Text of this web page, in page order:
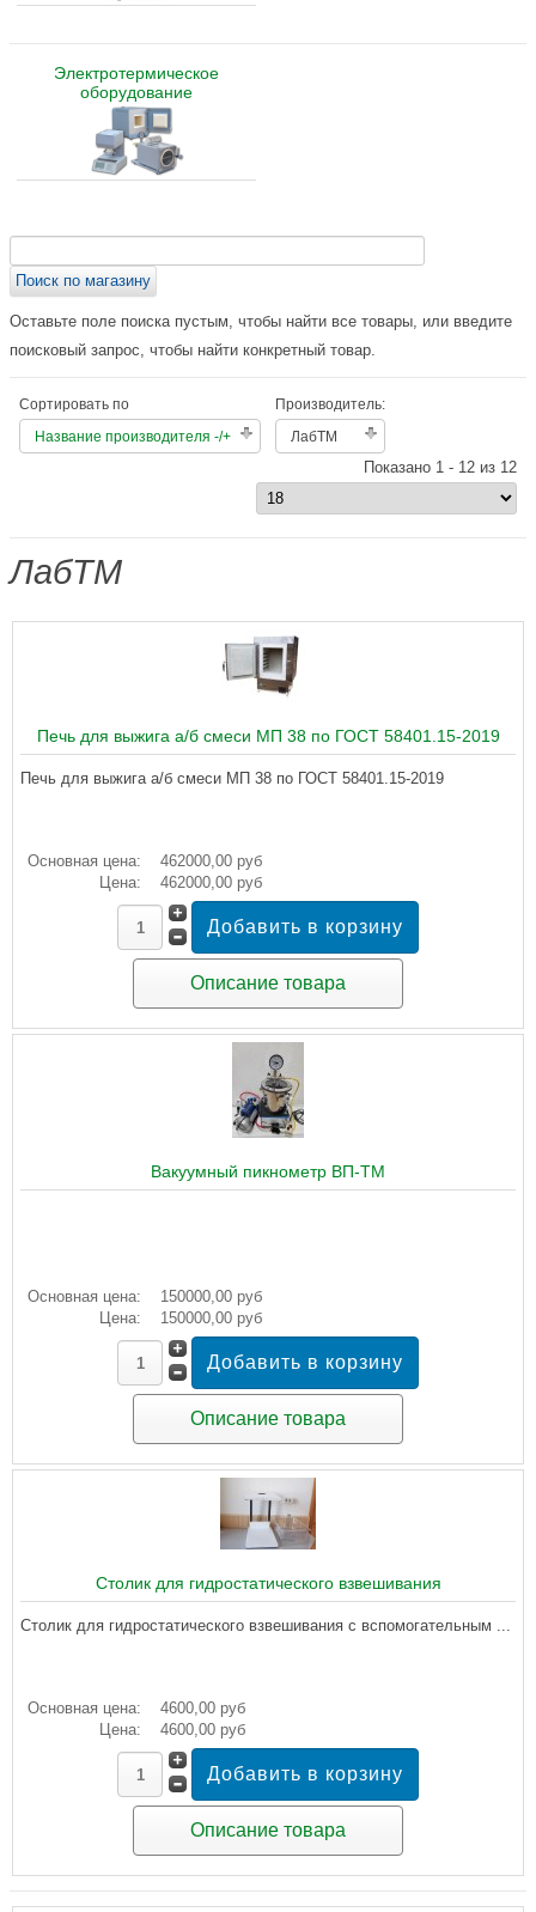
Электротермическое
оборудование
Оставьте поле поиска пустым, чтобы найти все товары, или введите
поисковый запрос, чтобы найти конкретный товар.
Сортировать по
Название производителя -/+
Производитель:
ЛабТМ
Показано 1 - 12 из 12
ЛабТМ
Печь для выжига а/б смеси МП 38 по ГОСТ 58401.15-2019
Печь для выжига а/б смеси МП 38 по ГОСТ 58401.15-2019
Основная цена:
462000,00 руб
Цена:
462000,00 руб
Описание товара
Вакуумный пикнометр ВП-ТМ
Основная цена:
150000,00 руб
Цена:
150000,00 руб
Описание товара
Столик для гидростатического взвешивания
Столик для гидростатического взвешивания с вспомогательным ...
Основная цена:
4600,00 руб
Цена:
4600,00 руб
Описание товара